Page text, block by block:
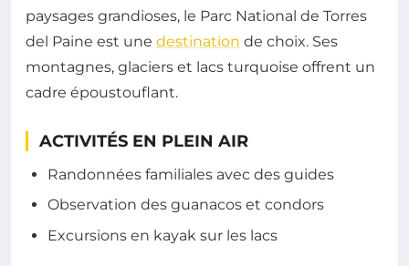
paysages grandioses, le Parc National de Torres
del Paine est une destination de choix. Ses
montagnes, glaciers et lacs turquoise offrent un
cadre époustouflant.
ACTIVITÉS EN PLEIN AIR
Randonnées familiales avec des guides
Observation des guanacos et condors
Excursions en kayak sur les lacs